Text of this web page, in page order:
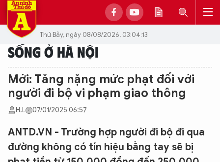
Thứ Bảy, ngày 08/08/2026, 03:04:13
SỐNG Ở HÀ NỘI
Mới: Tăng nặng mức phạt đối với
người đi bộ vi phạm giao thông
H.L 07/01/2025 06:57
ANTD.VN - Trường hợp người đi bộ đi qua
đường không có tín hiệu bằng tay sẽ bị